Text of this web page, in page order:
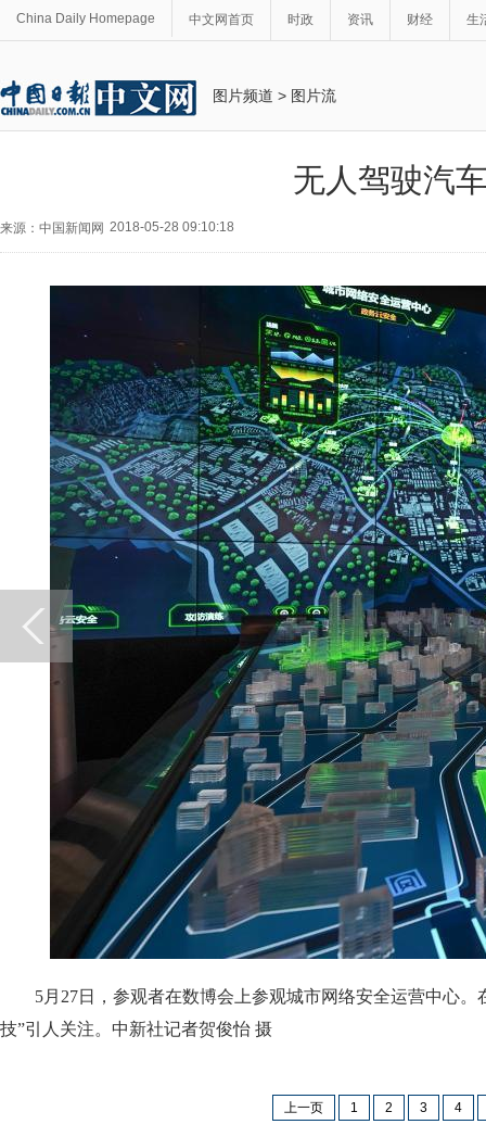
China Daily Homepage 中文网首页 时政 资讯 财经 生
图片频道 > 图片流
无人驾驶汽
来源：中国新闻网 2018-05-28 09:10:18
5月27日，参观者在数博会上参观城市网络安全运营中心
技”引人关注。中新社记者贺俊怡 摄
上一页 1 2 3 4